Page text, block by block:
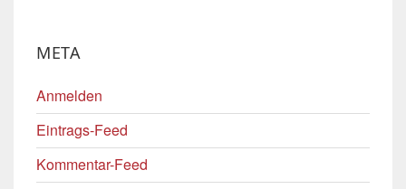
META
Anmelden
Eintrags-Feed
Kommentar-Feed